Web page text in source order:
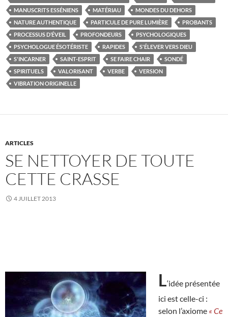
MANUSCRITS ESSÉNIENS
MATÉRIAU
MONDES DU DEHORS
NATURE AUTHENTIQUE
PARTICULE DE PURE LUMIÈRE
PROBANTS
PROCESSUS D’ÉVEIL
PROFONDEURS
PSYCHOLOGIQUES
PSYCHOLOGUE ÉSOTÉRISTE
RAPIDES
S'ÉLEVER VERS DIEU
S'INCARNER
SAINT-ESPRIT SE FAIRE CHAIR
SONDÉ
SPIRITUELS
VALORISANT VERBE
VERSION
VIBRATION ORIGINELLE
ARTICLES
SE NETTOYER DE TOUTE
CETTE CRASSE
4 JUILLET 2013
L‘idée présentée
ici est celle-ci :
selon l’axiome « Ce